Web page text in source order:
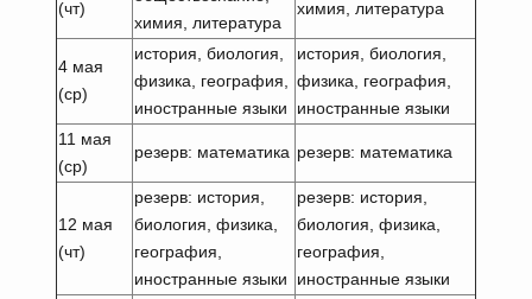
(чт)
химия, литература
химия, литература
4 мая
(ср)
история, биология,
физика, география,
иностранные языки
история, биология,
физика, география,
иностранные языки
11 мая
(ср)
резерв: математика резерв: математика
12 мая
(чт)
резерв: история,
биология, физика,
география,
иностранные языки
резерв: история,
биология, физика,
география,
иностранные языки